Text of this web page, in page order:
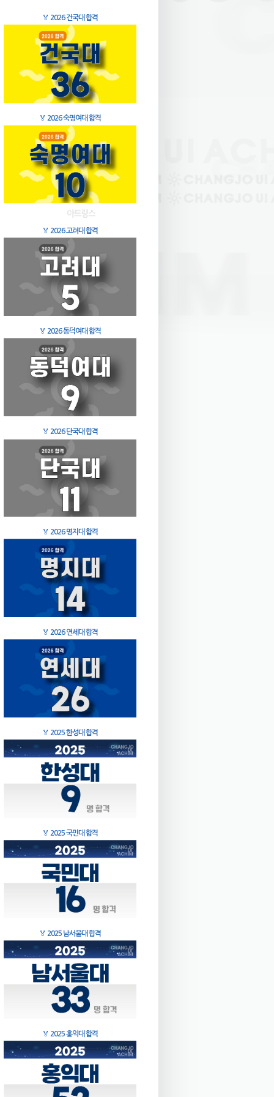
🏅 2026 건국대 합격
🏅 2026 숙명여대 합격
🏅 2026 고려대 합격
🏅 2026 동덕여대 합격
🏅 2026 단국대 합격
🏅 2026 명지대 합격
🏅 2026 연세대 합격
🏅 2025 한성대 합격
🏅 2025 국민대 합격
🏅 2025 남서울대 합격
🏅 2025 홍익대 합격